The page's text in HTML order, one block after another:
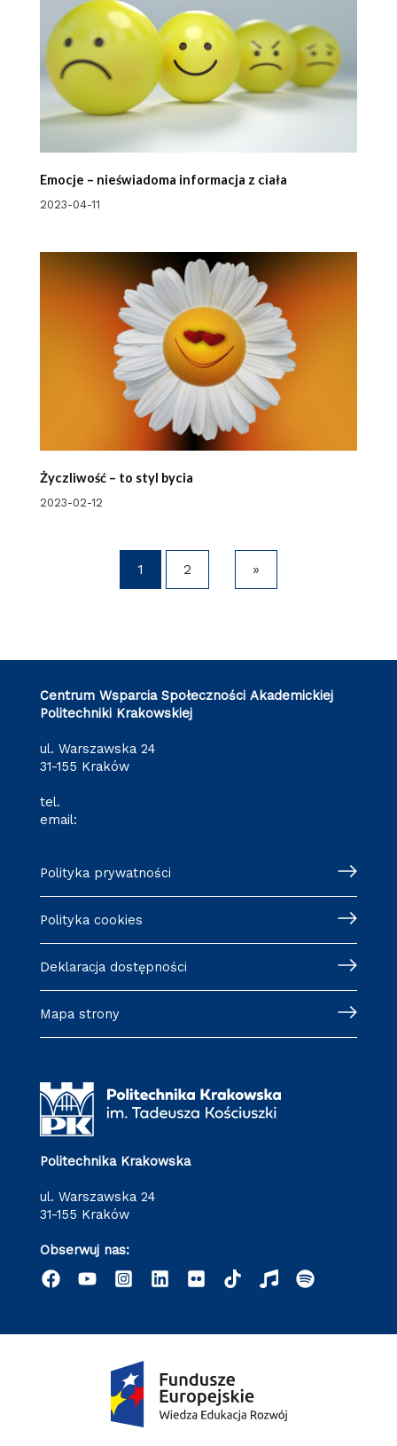
Emocje – nieświadoma informacja z ciała
2023-04-11
Życzliwość – to styl bycia
2023-02-12
1 2 »
Centrum Wsparcia Społeczności Akademickiej
Politechniki Krakowskiej
ul. Warszawska 24
31-155 Kraków
tel.
email:
Polityka prywatności
Polityka cookies
Deklaracja dostępności
Mapa strony
Politechnika Krakowska
ul. Warszawska 24
31-155 Kraków
Obserwuj nas: